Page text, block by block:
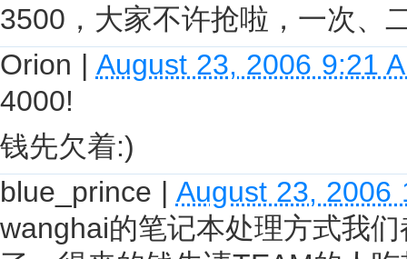
3500，大家不许抢啦，一次、
Orion | August 23, 2006 9:21
4000!
钱先欠着:)
blue_prince | August 23, 2006
wanghai的笔记本处理方式我